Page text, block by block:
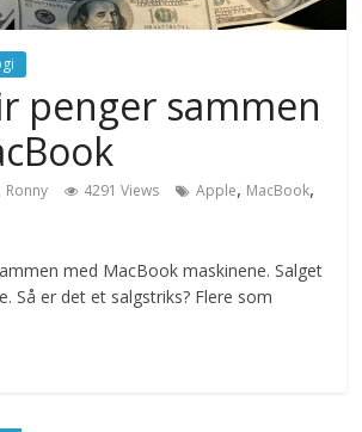
penger sammen
Ronny 4291 Views Apple, MacBook,
med MacBook maskinene. Salget
Så er det et salgstriks? Flere som